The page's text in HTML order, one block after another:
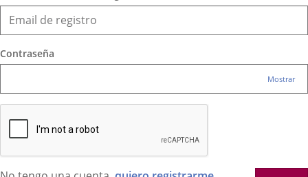
Contraseña
Mostrar